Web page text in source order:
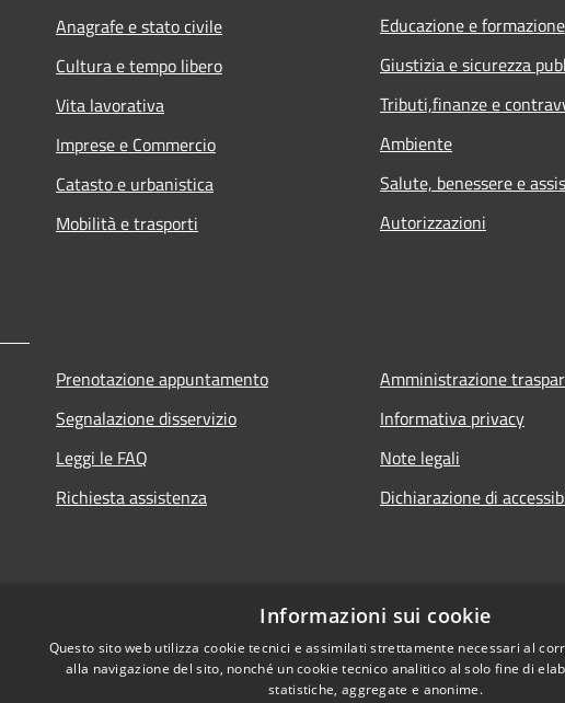
Anagrafe e stato civile
Cultura e tempo libero
Vita lavorativa
Imprese e Commercio
Catasto e urbanistica
Mobilità e trasporti
Educazione e formazione
Giustizia e sicurezza
Tributi,finanze e
Ambiente
Salute, benessere e
Autorizzazioni
Prenotazione appuntamento
Segnalazione disservizio
Leggi le FAQ
Richiesta assistenza
Amministrazione
Informativa privacy
Note legali
Dichiarazione di
Informazioni sui cookie
Questo sito web utilizza cookie tecnici e assimilati strettamente necessari al
alla navigazione del sito, nonché un cookie tecnico analitico al solo fine di
statistiche, aggregate e anonime.